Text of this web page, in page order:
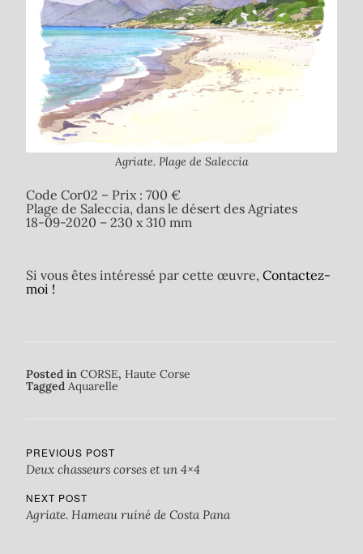
Agriate. Plage de Saleccia
Code Cor02 – Prix : 700 €
Plage de Saleccia, dans le désert des Agriates
18-09-2020 – 230 x 310 mm
Si vous êtes intéressé par cette œuvre, Contactez-
moi !
Posted in CORSE, Haute Corse
Tagged Aquarelle
PREVIOUS POST
Deux chasseurs corses et un 4×4
NEXT POST
Agriate. Hameau ruiné de Costa Pana